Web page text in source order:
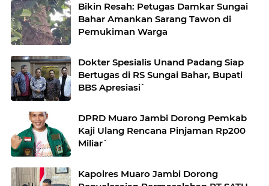
Bikin Resah: Petugas Damkar Sungai
Bahar Amankan Sarang Tawon di
Pemukiman Warga
Dokter Spesialis Unand Padang Siap
Bertugas di RS Sungai Bahar, Bupati
BBS Apresiasi`
DPRD Muaro Jambi Dorong Pemkab
Kaji Ulang Rencana Pinjaman Rp200
Miliar`
Kapolres Muaro Jambi Dorong